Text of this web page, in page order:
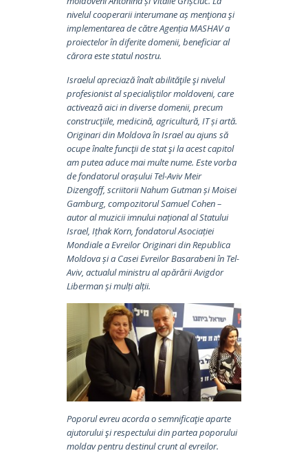
nivelul cooperarii interumane aș menţiona şi
implementarea de către Agenția MASHAV a
proiectelor în diferite domenii, beneficiar al
cărora este statul nostru.
Israelul apreciază înalt abilităţile şi nivelul
profesionist al specialiştilor moldoveni, care
activează aici in diverse domenii, precum
construcţiile, medicină, agricultură, IT și artă.
Originari din Moldova în Israel au ajuns să
ocupe înalte funcţii de stat şi la acest capitol
am putea aduce mai multe nume. Este vorba
de fondatorul orașului Tel-Aviv Meir
Dizengoff, scriitorii Nahum Gut­man și Moisei
Gamburg, com­pozitorul Samuel Cohen –
autor al muzicii imnului național al Statului
Israel, Ițhak Korn, fondatorul Asociației
Mondiale a Evreilor Originari din Republica
Mol­dova și a Casei Evreilor Basa­rabeni în Tel-
Aviv, actualul ministru al apărării Avig­dor
Liberman și mulți alții.
Poporul evreu acorda o semnificaţie aparte
ajutorului şi respectului din partea poporului
moldav pentru destinul crunt al evreilor.